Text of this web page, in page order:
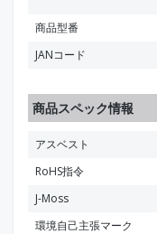
商品型番
JANコード
商品スペック情報
アスベスト
RoHS指令
J-Moss
環境自己主張マーク